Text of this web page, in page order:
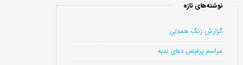
نوشته‌های تازه
گزارش زنگ همدلی
مراسم پرفیض دعای ندبه